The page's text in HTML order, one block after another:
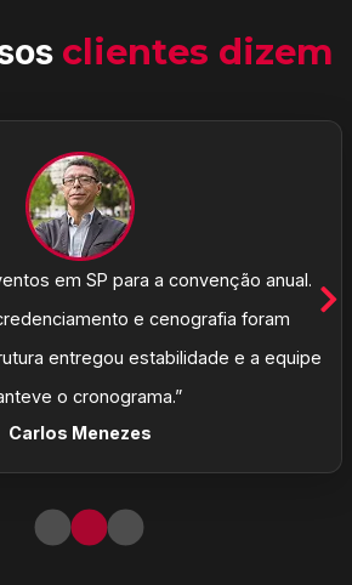
clientes dizem
em SP para a convenção anual.
e cenografia foram
entregou estabilidade e a equipe
o cronograma.”
Carlos Menezes